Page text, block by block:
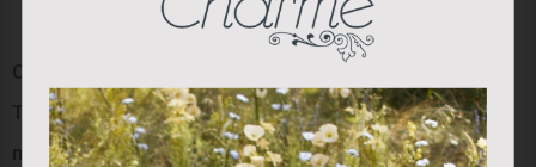
Colección “Red Berry”:
Termo Blanco Berry (800
ml)
Colección “Red Berry”:
Mug Porcelana
27.50€